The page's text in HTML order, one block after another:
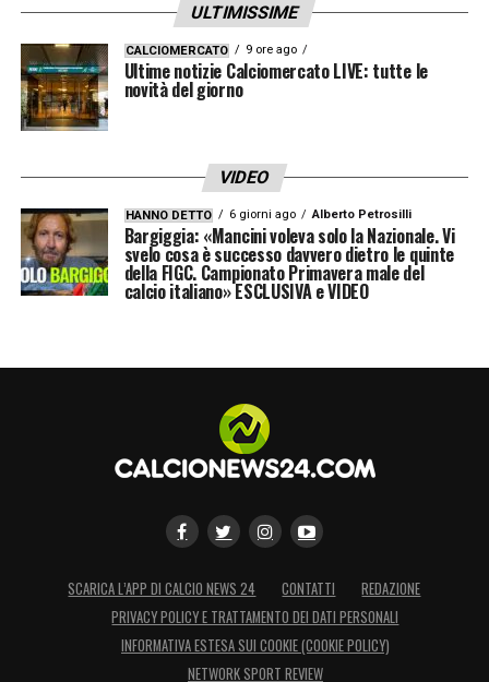
ULTIMISSIME
CALCIOMERCATO 9 ore ago
Ultime notizie Calciomercato LIVE: tutte le
novità del giorno
VIDEO
HANNO DETTO 6 giorni ago Alberto Petrosilli
Bargiggia: «Mancini voleva solo la Nazionale. Vi
svelo cosa è successo davvero dietro le quinte
della FIGC. Campionato Primavera male del
calcio italiano» ESCLUSIVA e VIDEO
SCARICA L’APP DI CALCIO NEWS 24 CONTATTI
REDAZIONE
PRIVACY POLICY E TRATTAMENTO DEI DATI PERSONALI
INFORMATIVA ESTESA SUI COOKIE (COOKIE POLICY)
NETWORK SPORT REVIEW